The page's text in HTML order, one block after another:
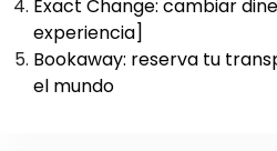
Exact Change: cambiar
experiencia]
Bookaway: reserva tu
el mundo